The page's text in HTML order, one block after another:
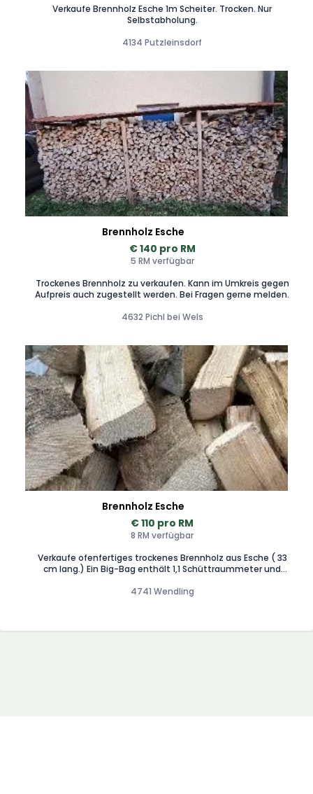
Verkaufe Brennholz Esche 1m Scheiter. Trocken. Nur
Selbstabholung.
4134 Putzleinsdorf
Brennholz Esche
€ 140 pro RM
5 RM verfügbar
Trockenes Brennholz zu verkaufen. Kann im Umkreis gegen
Aufpreis auch zugestellt werden. Bei Fragen gerne melden.
4632 Pichl bei Wels
Brennholz Esche
€ 110 pro RM
8 RM verfügbar
Verkaufe ofenfertiges trockenes Brennholz aus Esche ( 33
cm lang.) Ein Big-Bag enthält 1,1 Schüttraummeter und
aber auch vor Ort entleert werden.
4741 Wendling